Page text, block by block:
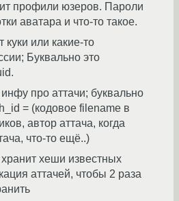
профили юзеров. Пароли
аватара и что-то такое.
куки или какие-то
Буквально это
про аттачи; буквально
= (кодовое filename в
автор аттача, когда
что-то ещё..)
хеши известных
аттачей, чтобы 2 раза